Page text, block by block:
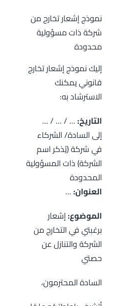
نموذج إشعار تخارج من
شركة ذات مسؤولية
محدودة
إليك نموذج إشعار تخارج
قانوني يمكنك
الاسترشاد به:
التاريخ:… / … / …
إلى السادة/ الشركاء
في شركة (يُذكر اسم
الشركة) ذات المسؤولية
المحدودة
العنوان:…
الموضوع:إشعار
برغبتي في التخارج من
الشركة والتنازل عن
حصتي
السادة المحترمون،